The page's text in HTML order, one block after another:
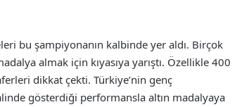
bu şampiyonanın kalbinde yer aldı. Birçok
almak için kıyasıya yarıştı. Özellikle 400
dikkat çekti. Türkiye’nin genç
gösterdiği performansla altın madalyaya